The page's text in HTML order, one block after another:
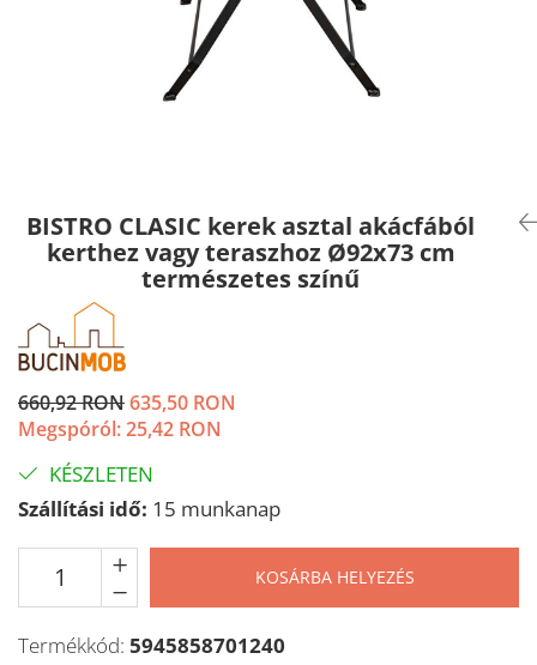
BISTRO CLASIC kerek asztal akácfából
kerthez vagy teraszhoz Ø92x73 cm
természetes színű
660,92 RON635,50 RON
Megspóról:25,42 RON
KÉSZLETEN
Szállítási idő: 15 munkanap
KOSÁRBA HELYEZÉS
Termékkód: 5945858701240